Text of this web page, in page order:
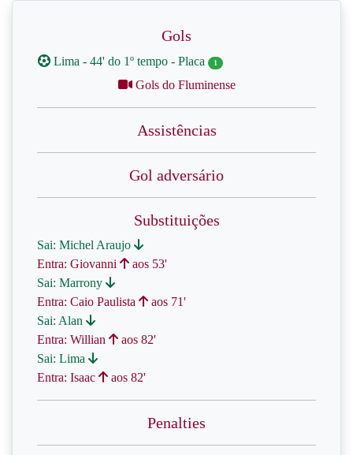
Gols
Lima - 44' do 1º tempo - Placa 1
Gols do Fluminense
Assistências
Gol adversário
Substituições
Sai: Michel Araujo
Entra: Giovanni
aos 53'
Sai: Marrony
Entra: Caio Paulista
aos 71'
Sai: Alan
Entra: Willian
aos 82'
Sai: Lima
Entra: Isaac
aos 82'
Penalties